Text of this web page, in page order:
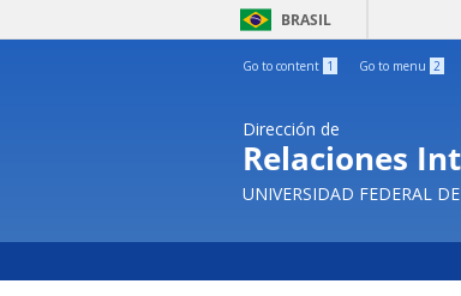
BRASIL
Go to content 1 Go to menu 2
Dirección de
Relaciones
UNIVERSIDAD FEDERAL